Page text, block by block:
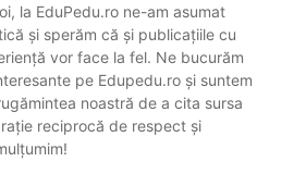
la EduPedu.ro ne-am asumat
și sperăm că și publicațiile cu
vor face la fel. Ne bucurăm
pe Edupedu.ro și suntem
noastră de a cita sursa
reciprocă de respect și